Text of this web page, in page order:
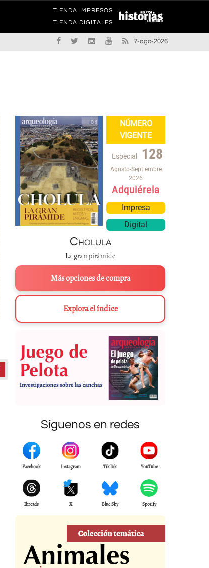
TIENDA IMPRESOS
TIENDA DIGITALES
7-ago-2026
“Reformas urbanísticas en la Ciudad de México”. Manuel Quirós y
NÚMERO
VIGENTE
Especial 128
Agosto-Septiembre
2026
Adquiérela
Impresa
Digital
Cholula
La gran pirámide
Más opciones de compra
Explora el índice
Síguenos en redes
Facebook Instagram TikTok YouTube
Threads X Blue Sky Spotify